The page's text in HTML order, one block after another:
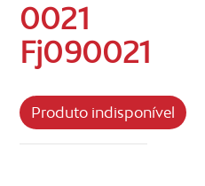
0021
Fj090021